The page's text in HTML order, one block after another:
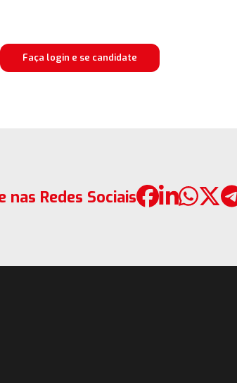
Faça login e se candidate
nas Redes Sociais